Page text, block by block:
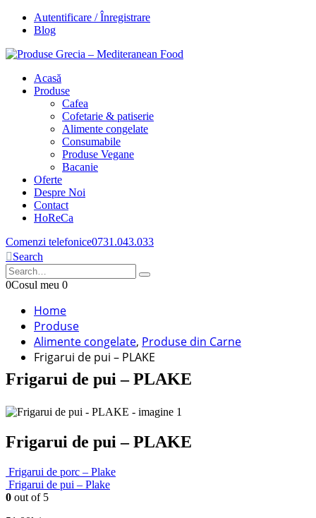
Autentificare / Înregistrare
Blog
Acasă
Produse
Cafea
Cofetarie & patiserie
Alimente congelate
Consumabile
Produse Vegane
Bacanie
Oferte
Despre Noi
Contact
HoReCa
Comenzi telefonice0731.043.033
Search
0Cosul meu 0
Home
Produse
Alimente congelate, Produse din Carne
Frigarui de pui – PLAKE
Frigarui de pui – PLAKE
Frigarui de pui – PLAKE
Frigarui de porc – Plake
Frigarui de pui – Plake
0 out of 5